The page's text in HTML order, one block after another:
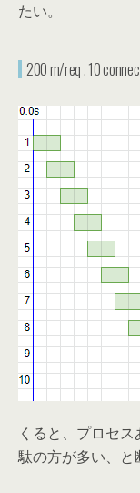
たい。
200 m/req , 10
くると、プロセ
駄の方が多い、と